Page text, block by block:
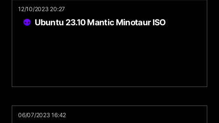
12/10/2023 20:27
Ubuntu 23.10 Mantic Minotaur ISO
06/07/2023 16:42